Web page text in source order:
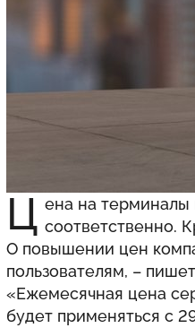
Ц ена на терминалы
соответственно.
О повышении цен
пользователям, – пишет
«Ежемесячная цена
будет применяться с